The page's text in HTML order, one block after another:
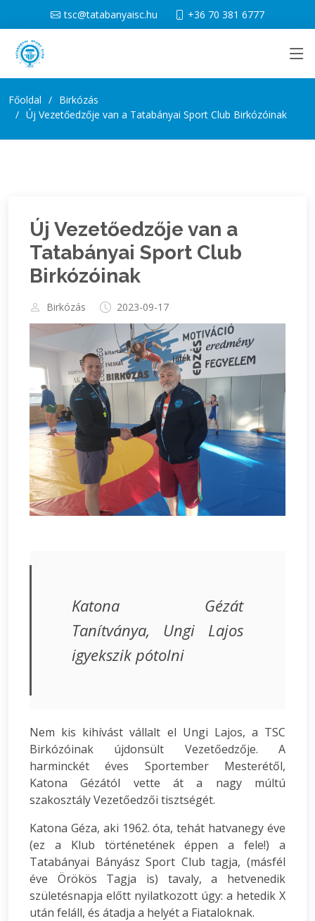
tsc@tatabanyaisc.hu +36 70 381 6777
Főoldal
Birkózás
Új Vezetőedzője van a Tatabányai Sport Club Birkózóinak
Új Vezetőedzője van a
Tatabányai Sport Club
Birkózóinak
Birkózás 2023-09-17
Katona Gézát
Tanítványa, Ungi Lajos
igyekszik pótolni
Nem kis kihívást vállalt el Ungi Lajos, a TSC
Birkózóinak újdonsült Vezetőedzője. A
harminckét éves Sportember Mesterétől,
Katona Gézától vette át a nagy múltú
szakosztály Vezetőedzői tisztségét.
Katona Géza, aki 1962. óta, tehát hatvanegy éve
(ez a Klub történetének éppen a fele!) a
Tatabányai Bányász Sport Club tagja, (másfél
éve Örökös Tagja is) tavaly, a hetvenedik
születésnapja előtt nyilatkozott úgy: a hetedik X
után feláll, és átadja a helyét a Fiataloknak.